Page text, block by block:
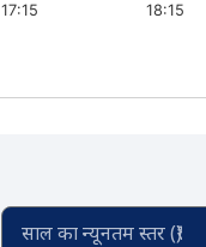
17:15 18:15
साल का न्यूनतम स्तर (₹)